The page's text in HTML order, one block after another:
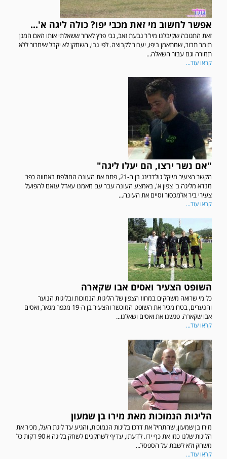
אפשר לחשוב מי זאת מכבי יפו? כולה ליגה א'...
זאת התגובה שקיבלנו מיו"ר גבעת זאב, גבי פרץ לאחר ששאלתי אותו האם המגן
תומר תבור, שמתאמן ביפו, יעבור לקבוצה. לפי גבי, השחקן לא יקבל שיחרור ללא
תמורה וגם עבור השאלה...
קראו עוד...
"אם נשר ירצו, הם יעלו ליגה"
הקשר הצעיר מייקל גולדרינג בן ה-21, פתח את העונה החולפת באחווה כפר
מנדא מליגה ב' צפון א', באמצע העונה עבר עם מאמנו עאדל עזאם להפועל
צעירי ביר אלמכסור וסיים את העונה...
קראו עוד...
השופט הצעיר ואסים אבו שקארה
כל מי שרואה משחקים במחוז הצפון של הליגות הנמוכות ובליגות הנוער
והנערים, בטח מכיר את השופט המוכשר והצעיר בן ה-19 מכפר מגאר, ואסים
אבו שקארה. פגשנו את ואסים ושאלנו...
קראו עוד...
הליגות הנמוכות מאת מירו בן שמעון
מירו בן שמעון, שהתחיל את דרכו בליגות הנמוכות, והגיע עד ליגת העל, מכיר את
הליגות שלנו כמו את כף ידו. לדעתו, עדיף לשחקנים לשחק בליגה א 90 דקות כל
משחק ולא לשבת על הספסל...
קראו עוד...